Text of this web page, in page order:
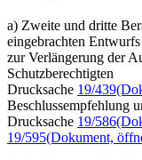
a) Zweite und dritte
eingebrachten Entwurfs
zur Verlängerung der
Schutzberechtigten
Drucksache 19/439
Beschlussempfehlung
Drucksache 19/586
19/595(Dokument,